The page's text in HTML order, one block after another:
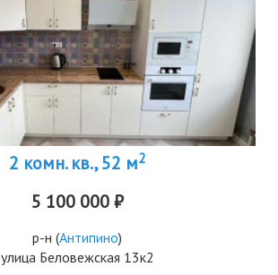
2 комн. кв., 52 м2
5 100 000 ₽
р-н (Антипино)
улица Беловежская 13к2